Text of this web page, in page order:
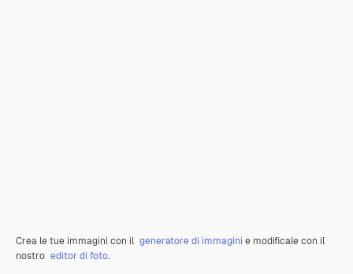
Crea le tue immagini con il generatore di immagini e modificale con il
nostro editor di foto.